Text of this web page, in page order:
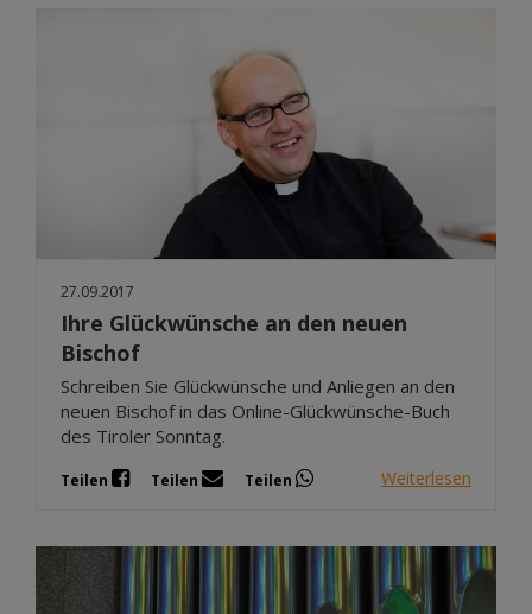
27.09.2017
Ihre Glückwünsche an den neuen
Bischof
Schreiben Sie Glückwünsche und Anliegen an den
neuen Bischof in das Online-Glückwünsche-Buch
des Tiroler Sonntag.
Teilen Teilen Teilen Weiterlesen